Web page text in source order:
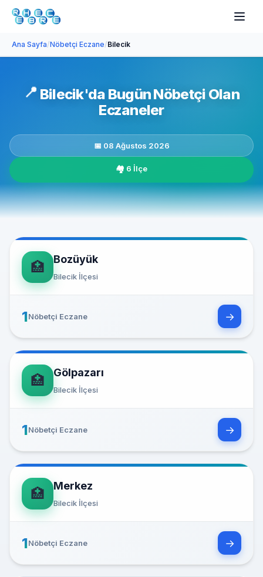
Ana Sayfa/Nöbetçi Eczane/Bilecik
📍 Bilecik'da Bugün Nöbetçi Olan
Eczaneler
📅 08 Ağustos 2026
🏘️ 6 İlçe
🏥 Bozüyük
Bilecik İlçesi
1Nöbetçi Eczane →
🏥 Gölpazarı
Bilecik İlçesi
1Nöbetçi Eczane →
🏥 Merkez
Bilecik İlçesi
1Nöbetçi Eczane →